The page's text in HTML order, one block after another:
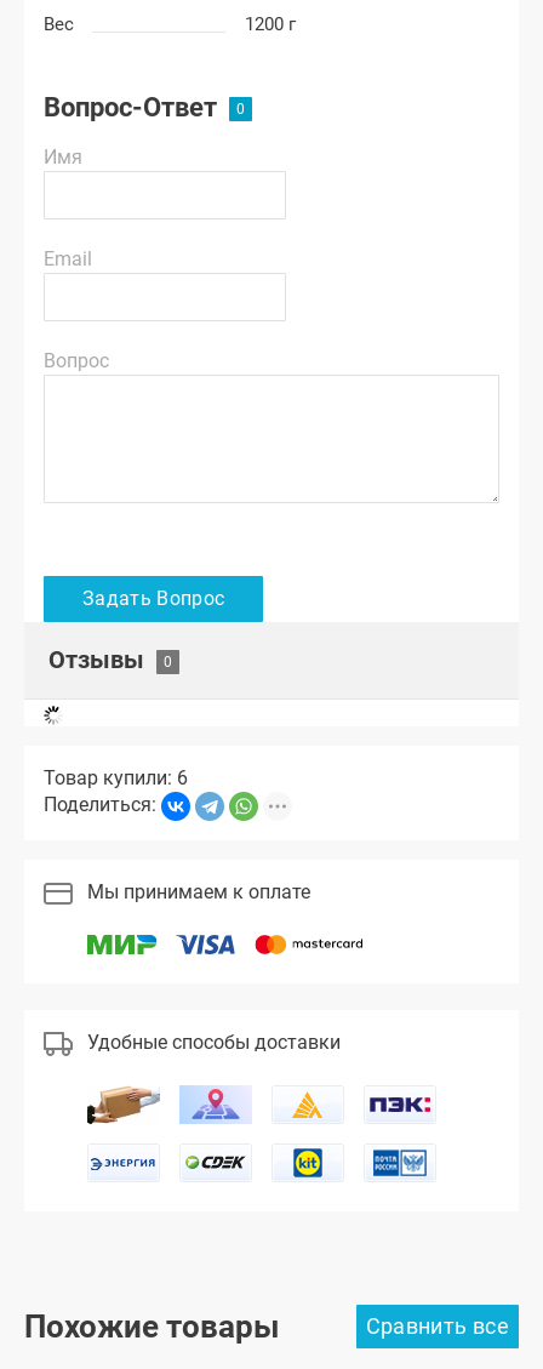
Вес 1200 г
Вопрос-Ответ
Имя
Email
Вопрос
Отзывы
Товар купили: 6
Поделиться:
Мы принимаем к оплате
Удобные способы доставки
Похожие товары